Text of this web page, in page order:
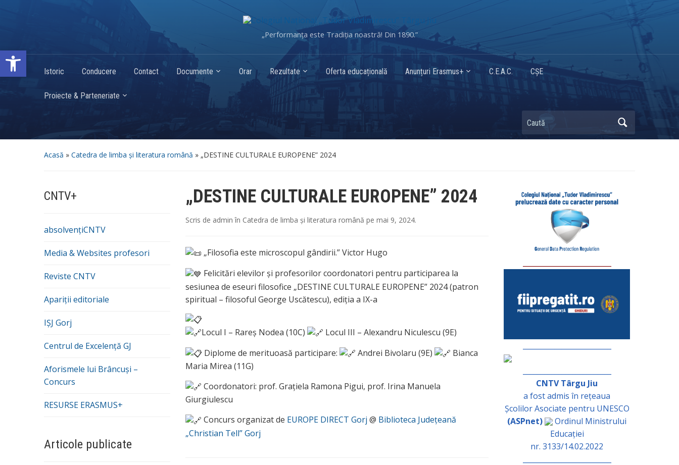
Deschide bara de unelte
„Performanța este Tradiția noastră! Din 1890.”
Istoric Conducere Contact Documente Orar Rezultate Oferta educațională Anunțuri Erasmus+ C.E.A.C. CȘE
Proiecte & Parteneriate
Caută
Acasă » Catedra de limba și literatura română » „DESTINE CULTURALE EUROPENE” 2024
CNTV+
absolvențiCNTV
Media & Websites profesori
Reviste CNTV
Apariții editoriale
IȘJ Gorj
Centrul de Excelență GJ
Aforismele lui Brâncuși –
Concurs
RESURSE ERASMUS+
Articole publicate
„DESTINE CULTURALE EUROPENE” 2024
Scris de admin în Catedra de limba și literatura română pe mai 9, 2024.
„Filosofia este microscopul gândirii.” Victor Hugo
Felicitări elevilor și profesorilor coordonatori pentru participarea la
sesiunea de eseuri filosofice „DESTINE CULTURALE EUROPENE” 2024 (patron
spiritual – filosoful George Uscătescu), ediția a IX-a
Locul I – Rareș Nodea (10C)
Locul III – Alexandru Niculescu (9E)
Diplome de merituoasă participare:
Andrei Bivolaru (9E)
Bianca
Maria Mirea (11G)
Coordonatori: prof. Grațiela Ramona Pigui, prof. Irina Manuela
Giurgiulescu
Concurs organizat de EUROPE DIRECT Gorj @ Biblioteca Județeană
„Christian Tell” Gorj
CNTV Târgu Jiu
a fost admis în rețeaua
Școlilor Asociate pentru UNESCO
(ASPnet)
Ordinul Ministrului
Educației
nr. 3133/14.02.2022